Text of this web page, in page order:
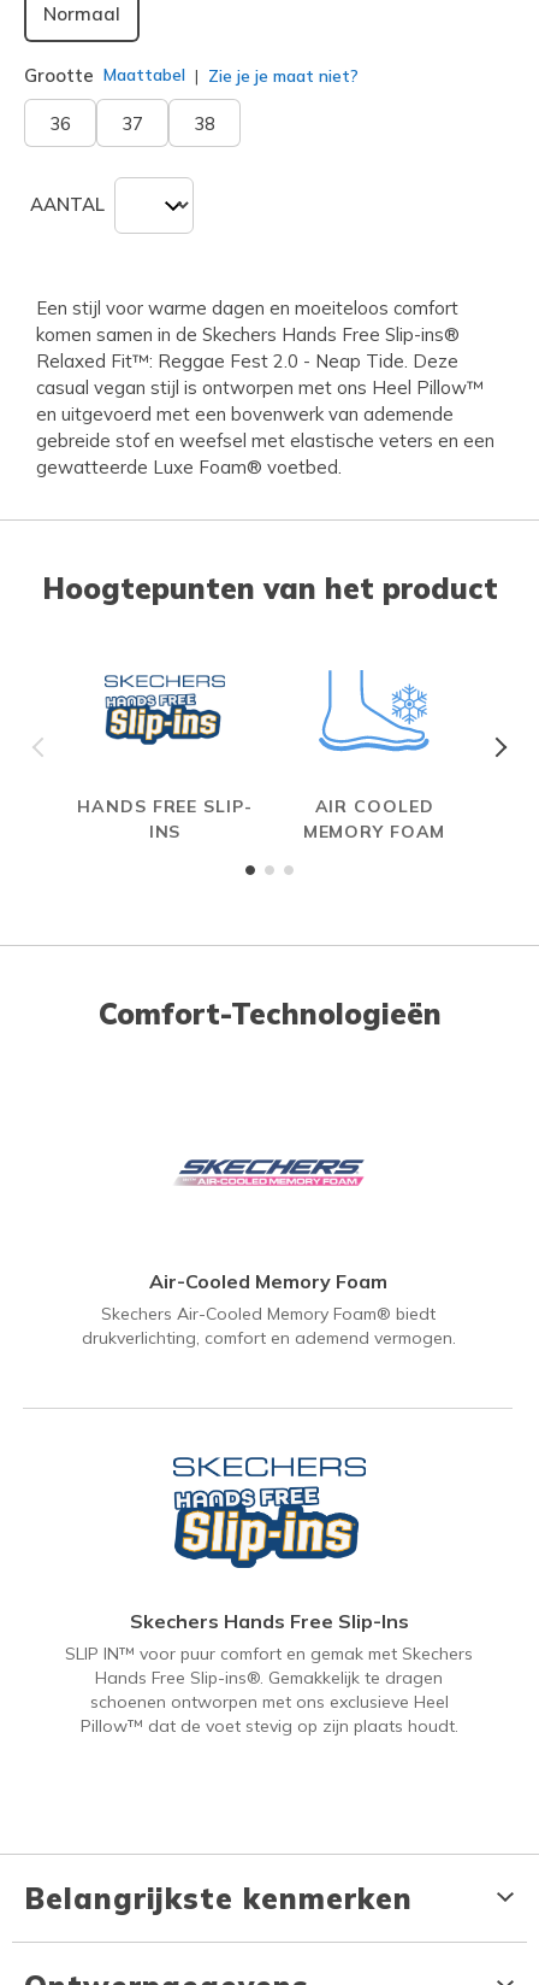
Normaal
Grootte Maattabel Zie je je maat niet?
36 37 38
AANTAL
Een stijl voor warme dagen en moeiteloos comfort
komen samen in de Skechers Hands Free Slip-ins®
Relaxed Fit™: Reggae Fest 2.0 - Neap Tide. Deze
casual vegan stijl is ontworpen met ons Heel Pillow™
en uitgevoerd met een bovenwerk van ademende
gebreide stof en weefsel met elastische veters en een
gewatteerde Luxe Foam® voetbed.
Hoogtepunten van het product
HANDS FREE SLIP-
INS
AIR COOLED
MEMORY FOAM
Comfort-Technologieën
Air-Cooled Memory Foam
Skechers Air-Cooled Memory Foam® biedt
drukverlichting, comfort en ademend vermogen.
Skechers Hands Free Slip-Ins
SLIP IN™ voor puur comfort en gemak met Skechers
Hands Free Slip-ins®. Gemakkelijk te dragen
schoenen ontworpen met ons exclusieve Heel
Pillow™ dat de voet stevig op zijn plaats houdt.
Belangrijkste kenmerken